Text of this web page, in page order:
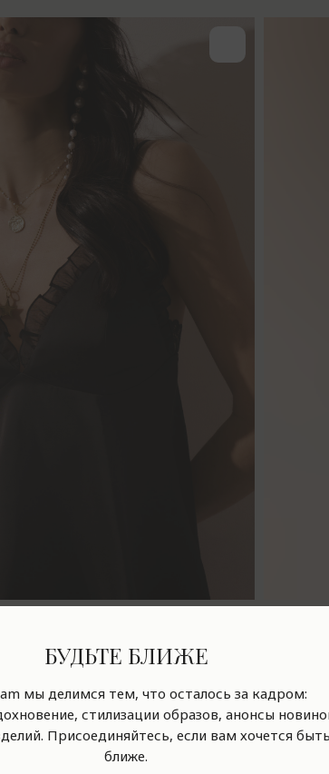
black
БУДЬТЕ БЛИЖЕ
мы делимся тем, что осталось за кадром:
стилизации образов, анонсы
Присоединяйтесь, если вам хочется
ближе.